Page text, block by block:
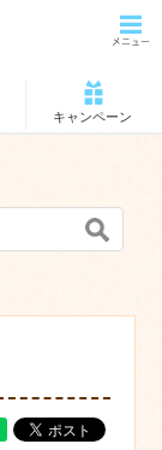
キャンペーン